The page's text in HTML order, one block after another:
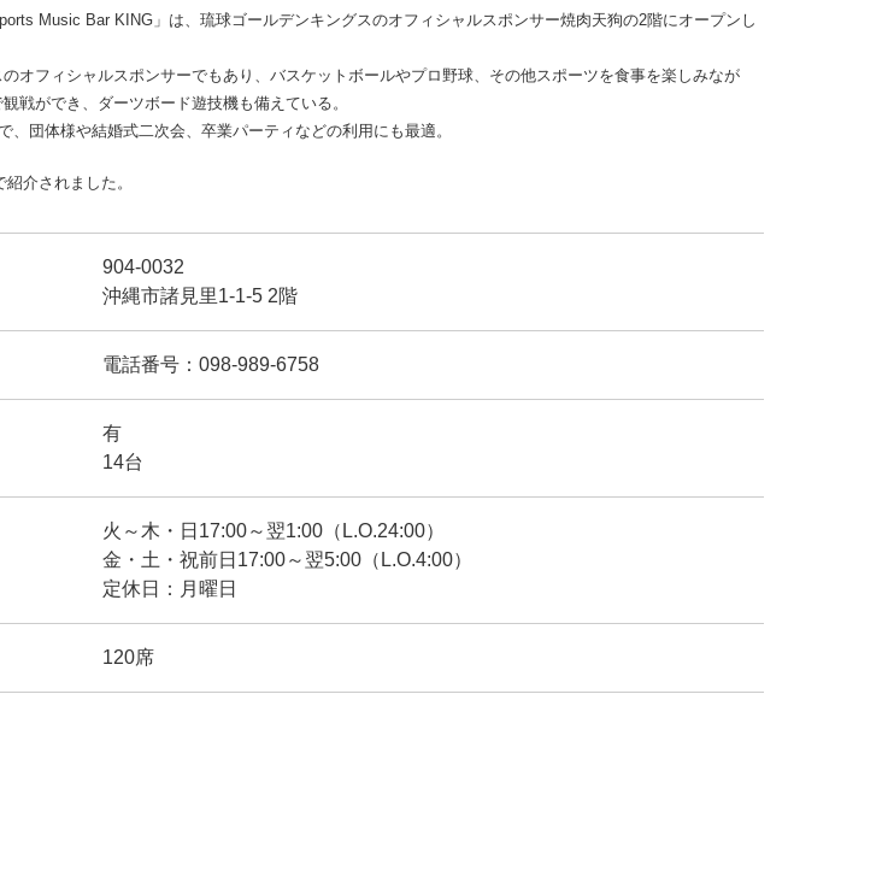
Music Bar KING」は、琉球ゴールデンキングスのオフィシャルスポンサー焼肉天狗の2階にオープンし
オフィシャルスポンサーでもあり、バスケットボールやプロ野球、その他スポーツを食事を楽しみなが
戦ができ、ダーツボード遊技機も備えている。
、団体様や結婚式二次会、卒業パーティなどの利用にも最適。
紹介されました。
904-0032
沖縄市諸見里1-1-5 2階
電話番号：098-989-6758
有
14台
火～木・日17:00～翌1:00（L.O.24:00）
金・土・祝前日17:00～翌5:00（L.O.4:00）
定休日：月曜日
120席